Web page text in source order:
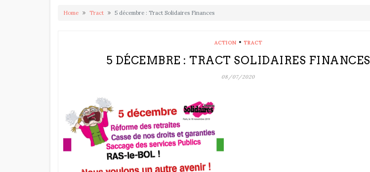
Home Tract 5 décembre : Tract Solidaires Finances
ACTION • TRACT
5 DÉCEMBRE : TRACT SOLIDAIRES FINANCES
08/07/2020